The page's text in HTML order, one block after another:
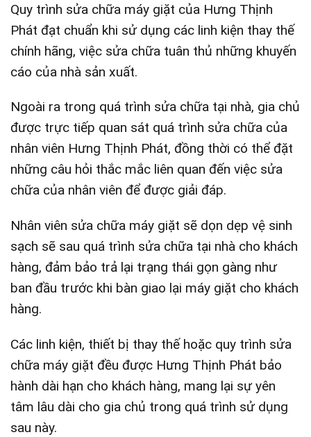
Quy trình sửa chữa máy giặt của Hưng Thịnh
Phát đạt chuẩn khi sử dụng các linh kiện thay thế
chính hãng, việc sửa chữa tuân thủ những khuyến
cáo của nhà sản xuất.
Ngoài ra trong quá trình sửa chữa tại nhà, gia chủ
được trực tiếp quan sát quá trình sửa chữa của
nhân viên Hưng Thịnh Phát, đồng thời có thể đặt
những câu hỏi thắc mắc liên quan đến việc sửa
chữa của nhân viên để được giải đáp.
Nhân viên sửa chữa máy giặt sẽ dọn dẹp vệ sinh
sạch sẽ sau quá trình sửa chữa tại nhà cho khách
hàng, đảm bảo trả lại trạng thái gọn gàng như
ban đầu trước khi bàn giao lại máy giặt cho khách
hàng.
Các linh kiện, thiết bị thay thế hoặc quy trình sửa
chữa máy giặt đều được Hưng Thịnh Phát bảo
hành dài hạn cho khách hàng, mang lại sự yên
tâm lâu dài cho gia chủ trong quá trình sử dụng
sau này.